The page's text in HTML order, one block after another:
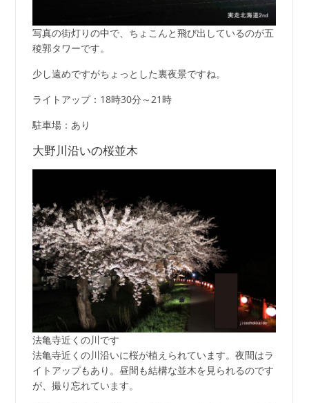
写真の街灯りの中で、ちょこんと飛び出しているのが五
稜郭タワーです。
少し遠めですがちょっとした裏夜景ですね。
ライトアップ：18時30分～21時
駐車場：あり
大野川沿いの桜並木
法亀寺近くの川です
法亀寺近くの川沿いに桜が植えられています。夜間はラ
イトアップもあり。昼間も結構な並木を見られるのです
が、撮り忘れています。